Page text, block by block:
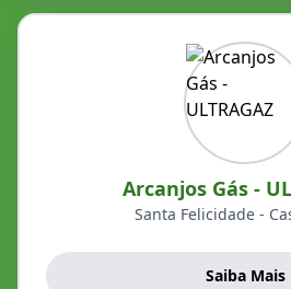
Arcanjos Gás -
Santa Felicidade -
Saiba Mais